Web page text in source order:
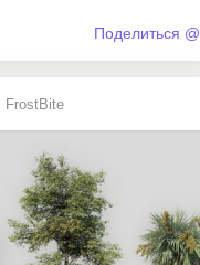
Поделиться @
FrostBite